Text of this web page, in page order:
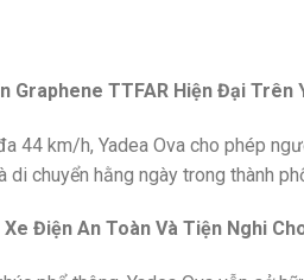
Graphene TTFAR Hiện Đại Trên
44 km/h, Yadea Ova cho phép
di chuyển hằng ngày trong thành
Điện An Toàn Và Tiện Nghi